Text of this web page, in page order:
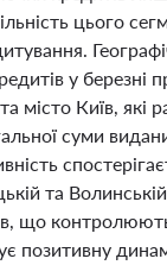
цього
у березні
місто Київ, які
суми
та
що
позитивну